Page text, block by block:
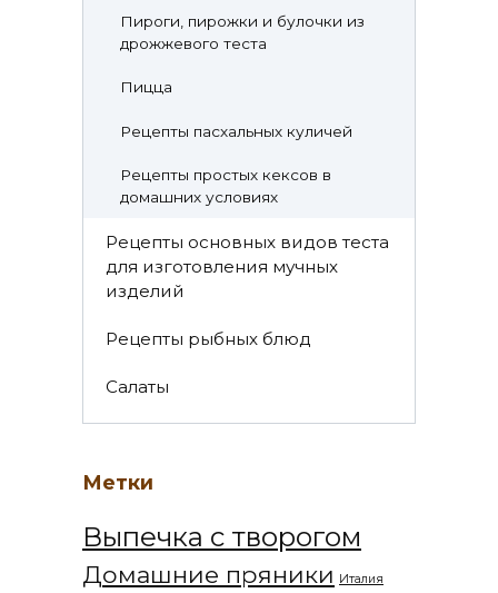
Пироги, пирожки и булочки из
дрожжевого теста
Пицца
Рецепты пасхальных куличей
Рецепты простых кексов в
домашних условиях
Рецепты основных видов теста
для изготовления мучных
изделий
Рецепты рыбных блюд
Салаты
Метки
Выпечка с творогом
Домашние пряники Италия